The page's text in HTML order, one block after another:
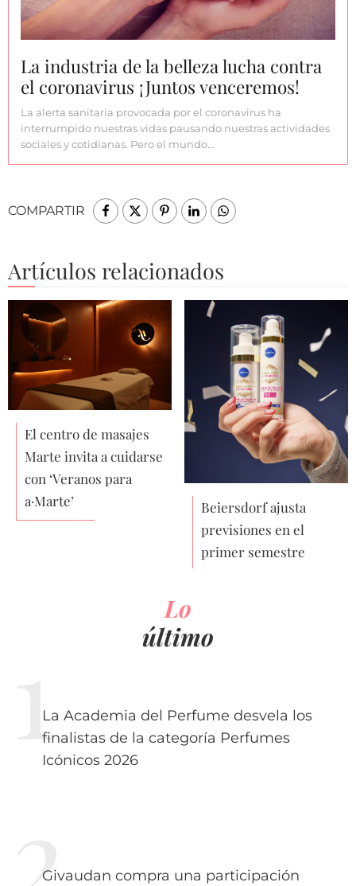
La industria de la belleza lucha contra
el coronavirus ¡Juntos venceremos!
La alerta sanitaria provocada por el coronavirus ha
interrumpido nuestras vidas pausando nuestras actividades
sociales y cotidianas. Pero el mundo…
COMPARTIR
Artículos relacionados
El centro de masajes
Marte invita a cuidarse
con ‘Veranos para
a·Marte’
Beiersdorf ajusta
previsiones en el
primer semestre
Lo
último
La Academia del Perfume desvela los
finalistas de la categoría Perfumes
Icónicos 2026
Givaudan compra una participación